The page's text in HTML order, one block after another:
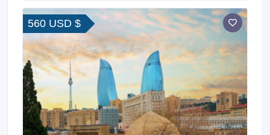
560 USD $